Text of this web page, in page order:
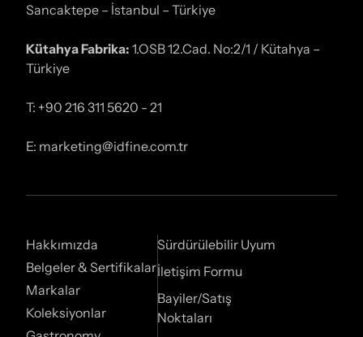
Sancaktepe – İstanbul – Türkiye
Kütahya Fabrika: 1.OSB 12.Cad. No:2/1 / Kütahya –
Türkiye
T: +90 216 311 5620 - 21
E: marketing@idfine.com.tr
Hakkımızda
Belgeler & Sertifikalar
Markalar
Koleksiyonlar
Sürdürülebilir Uyum
İletişim Formu
Bayiler/Satış
Noktaları